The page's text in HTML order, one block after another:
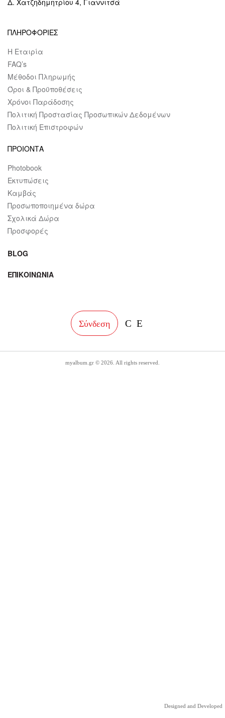
Δ. Χατζηδημητρίου 4, Γιαννιτσά
ΠΛΗΡΟΦΟΡΙΕΣ
Η Εταιρία
FAQ’s
Μέθοδοι Πληρωμής
Όροι & Προϋποθέσεις
Χρόνοι Παράδοσης
Πολιτική Προστασίας Προσωπικών Δεδομένων
Πολιτική Επιστροφών
ΠΡΟΙΟΝΤΑ
Photobook
Εκτυπώσεις
Καμβάς
Προσωποποιημένα δώρα
Σχολικά Δώρα
Προσφορές
BLOG
ΕΠΙΚΟΙΝΩΝΙΑ
Σύνδεση facebook
myalbum.gr © 2026. All rights reserved.
Designed and Developed